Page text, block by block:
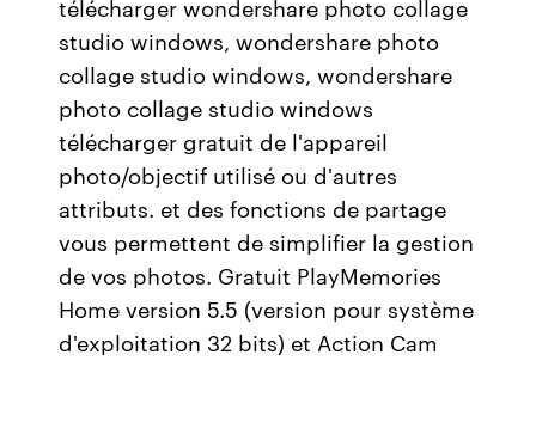
télécharger wondershare photo collage
studio windows, wondershare photo
collage studio windows, wondershare
photo collage studio windows
télécharger gratuit de l'appareil
photo/objectif utilisé ou d'autres
attributs. et des fonctions de partage
vous permettent de simplifier la gestion
de vos photos. Gratuit PlayMemories
Home version 5.5 (version pour système
d'exploitation 32 bits) et Action Cam